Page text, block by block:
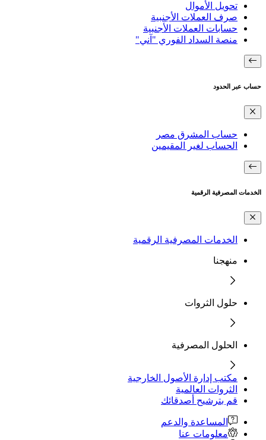
تحويل الأموال
صرف العملات الأجنبية
حسابات العملات الأجنبية
منصة السداد الفوري "آني"
حساب عبر الحدود
حساب المشرق مصر
الحساب لغير المقيمين
الخدمات المصرفية الرقمية
الخدمات المصرفية الرقمية
منهجنا
حلول الثروات
الحلول المصرفية
مكتب إدارة الأصول الخارجية
الثروات العالمية
قم بترشيح أصدقائك
المساعدة والدعم
معلومات عنا